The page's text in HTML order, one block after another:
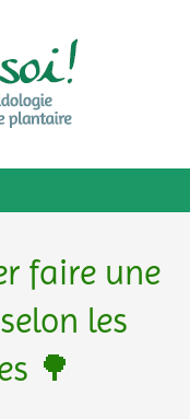
faire une
les
🌳